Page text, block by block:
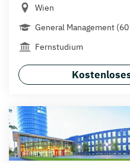
Wien
General Management (60
Fernstudium